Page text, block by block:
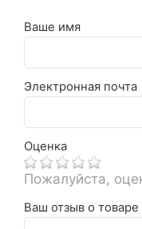
Ваше имя
Электронная почта
Оценка
Пожалуйста,
Ваш отзыв о товаре